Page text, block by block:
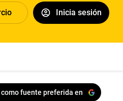
Inicia sesión
fuente preferida en